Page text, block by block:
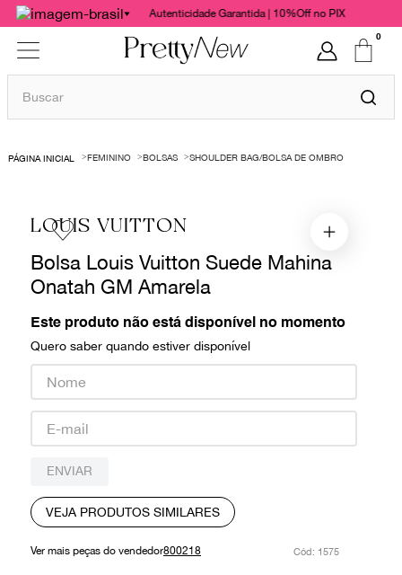
Autenticidade Garantida | 10%Off no PIX
0
Buscar
FEMININO BOLSAS SHOULDER BAG/BOLSA DE OMBRO
LOUIS VUITTON
Bolsa Louis Vuitton Suede Mahina
Onatah GM Amarela
Este produto não está disponível no momento
Quero saber quando estiver disponível
ENVIAR
VEJA PRODUTOS SIMILARES
Ver mais peças do vendedor800218 : 1575
1º
bolsas
chanel
vestido
gucci
paula raia
valentino
burberry
prada
louis vuitton